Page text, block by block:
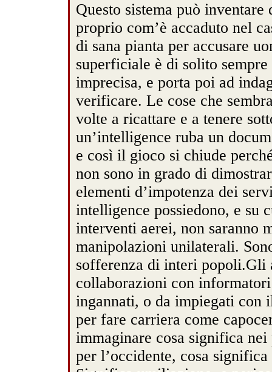
Questo sistema può
proprio com’è accaduto nel
di sana pianta per accusare
superficiale è di solito
imprecisa, e porta poi ad
verificare. Le cose che
volte a ricattare e a tenere
un’intelligence ruba un
e così il gioco si chiude
non sono in grado di
elementi d’impotenza dei
intelligence possiedono, e su
interventi aerei, non saranno
manipolazioni unilaterali.
sofferenza di interi popoli.Gli
collaborazioni con
ingannati, o da impiegati con
per fare carriera come
immaginare cosa significa
per l’occidente, cosa